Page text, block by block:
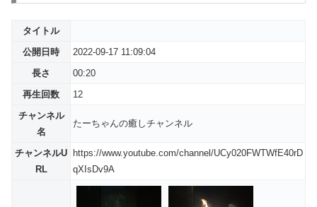
タイトル
公開日時
2022-09-17 11:09:04
長さ
00:20
再生回数
12
チャンネル
名
たーちゃんの癒しチャンネル
チャンネルU
RL
https://www.youtube.com/channel/UCy020FWTWfE40rD
qXIsDv9A